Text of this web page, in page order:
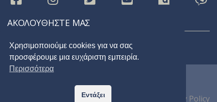
ΑΚΟΛΟΥΘΗΣΤΕ ΜΑΣ
STAR 92.9| All Rights Reserved
Privacy Policy
Χρησιμοποιούμε cookies για να σας
προσφέρουμε μια ευχάριστη εμπειρία.
Περισσότερα
Εντάξει